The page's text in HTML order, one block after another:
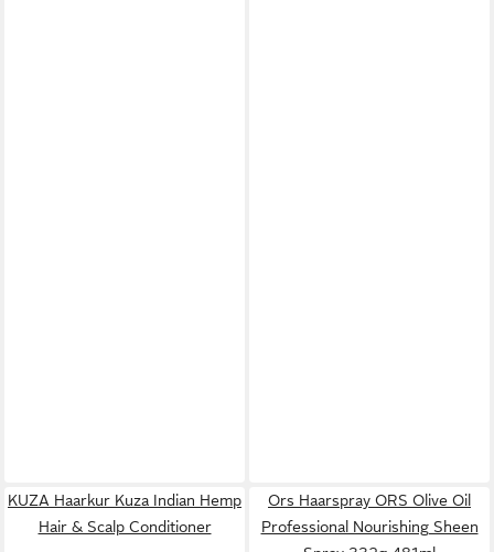
KUZA Haarkur Kuza Indian Hemp
Hair & Scalp Conditioner
Ors Haarspray ORS Olive Oil
Professional Nourishing Sheen